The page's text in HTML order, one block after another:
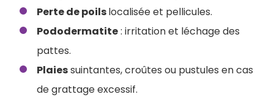
Perte de poilslocalisée et pellicules.
Pododermatite: irritation et léchage des
pattes.
Plaiessuintantes, croûtes ou pustules en cas
de grattage excessif.